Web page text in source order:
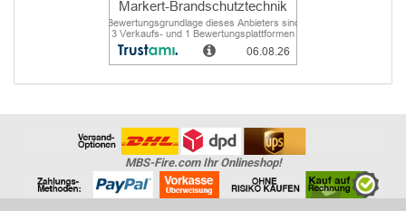
MBS-Fire.com Ihr Onlineshop!